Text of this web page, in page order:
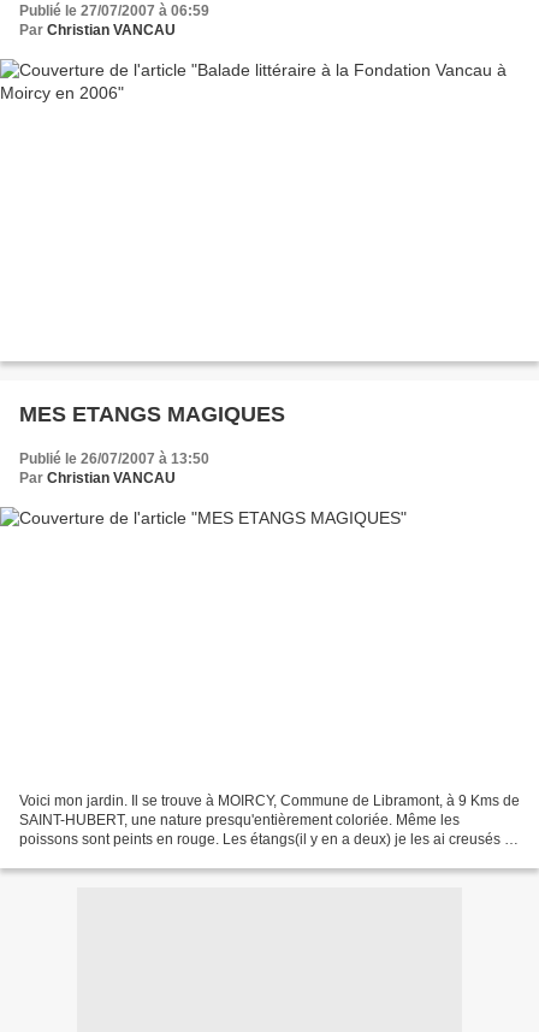
Publié le 27/07/2007 à 06:59
Par Christian VANCAU
MES ETANGS MAGIQUES
Publié le 26/07/2007 à 13:50
Par Christian VANCAU
Voici mon jardin. Il se trouve à MOIRCY, Commune de Libramont, à 9 Kms de
SAINT-HUBERT, une nature presqu'entièrement coloriée. Même les
poissons sont peints en rouge. Les étangs(il y en a deux) je les ai creusés à